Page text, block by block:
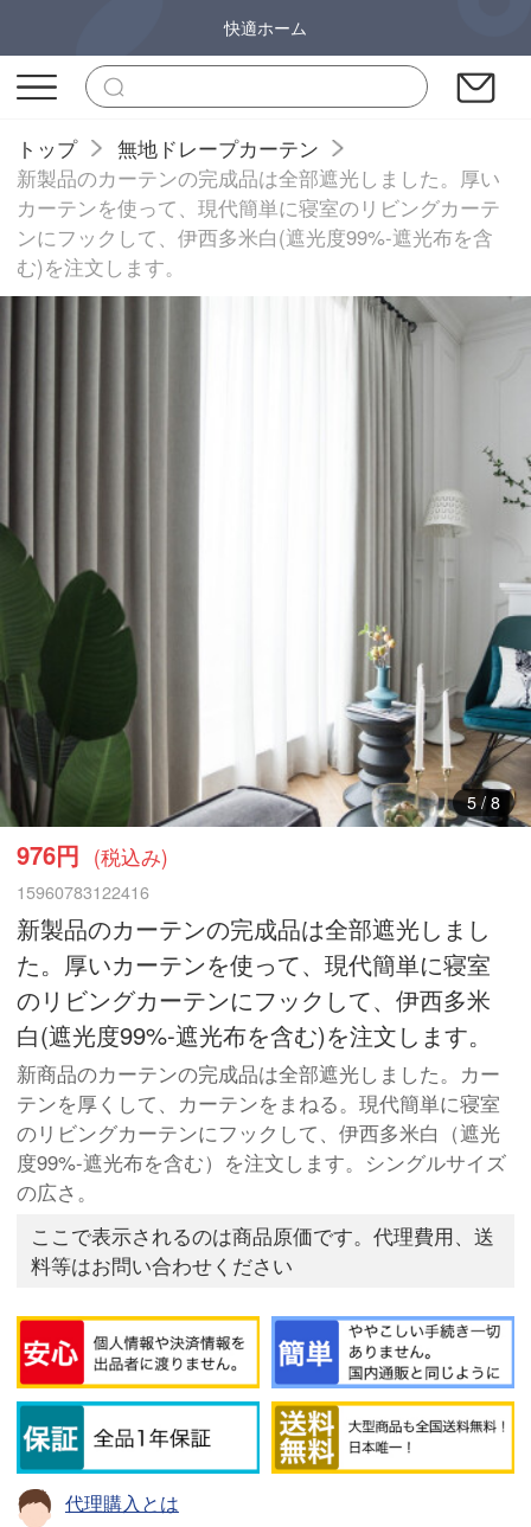
快適ホーム
トップ
無地ドレープカーテン
新製品のカーテンの完成品は全部遮光しました。厚い
カーテンを使って、現代簡単に寝室のリビングカーテ
ンにフックして、伊西多米白(遮光度99%-遮光布を含
む)を注文します。
6/ 8
976円 (税込み)
15960783122416
新製品のカーテンの完成品は全部遮光しまし
た。厚いカーテンを使って、現代簡単に寝室
のリビングカーテンにフックして、伊西多米
白(遮光度99%-遮光布を含む)を注文します。
新商品のカーテンの完成品は全部遮光しました。カー
テンを厚くして、カーテンをまねる。現代簡単に寝室
のリビングカーテンにフックして、伊西多米白（遮光
度99%-遮光布を含む）を注文します。シングルサイズ
の広さ。
ここで表示されるのは商品原価です。代理費用、送
料等はお問い合わせください
代理購入とは